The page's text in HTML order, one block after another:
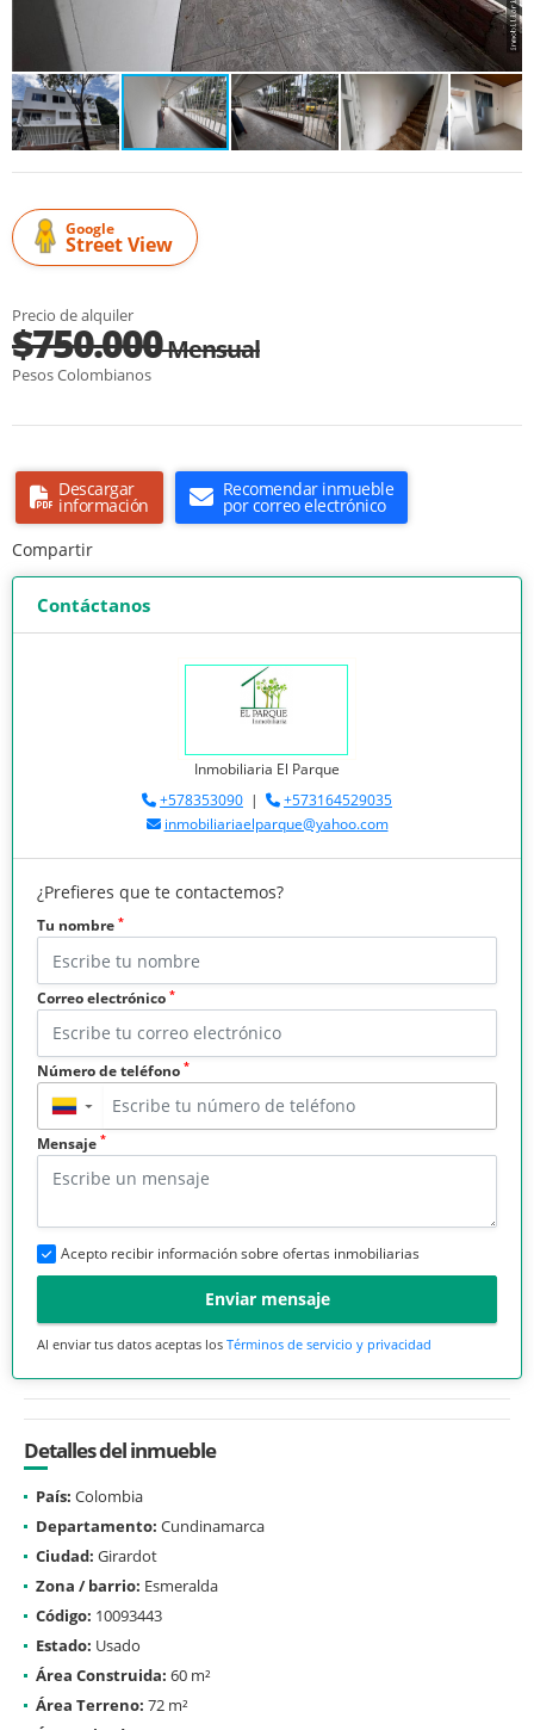
Google
Street View
Precio de alquiler
$750.000Mensual
Pesos Colombianos
Descargar
información
Recomendar inmueble
por correo electrónico
Compartir
Contáctanos
Inmobiliaria El Parque
+578353090 |
+573164529035
inmobiliariaelparque@yahoo.com
¿Prefieres que te contactemos?
Tu nombre *
Correo electrónico *
Número de teléfono *
▼
Mensaje *
Acepto recibir información sobre ofertas inmobiliarias
Enviar mensaje
Al enviar tus datos aceptas los Términos de servicio y privacidad
Detalles del inmueble
País: Colombia
Departamento: Cundinamarca
Ciudad: Girardot
Zona / barrio: Esmeralda
Código: 10093443
Estado: Usado
Área Construida: 60 m²
Área Terreno: 72 m²